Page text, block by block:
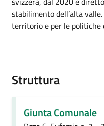
stabilimento dell’alta
territorio e per le politiche
Struttura
Giunta Comunale